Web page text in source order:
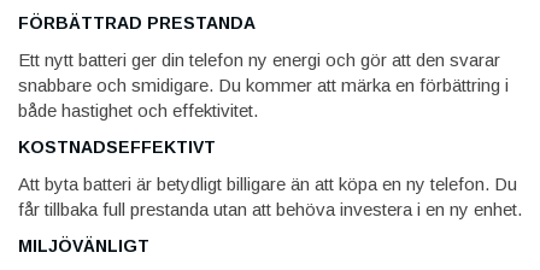
FÖRBÄTTRAD PRESTANDA
Ett nytt batteri ger din telefon ny energi och gör att den svarar
snabbare och smidigare. Du kommer att märka en förbättring i
både hastighet och effektivitet.
KOSTNADSEFFEKTIVT
Att byta batteri är betydligt billigare än att köpa en ny telefon. Du
får tillbaka full prestanda utan att behöva investera i en ny enhet.
MILJÖVÄNLIGT